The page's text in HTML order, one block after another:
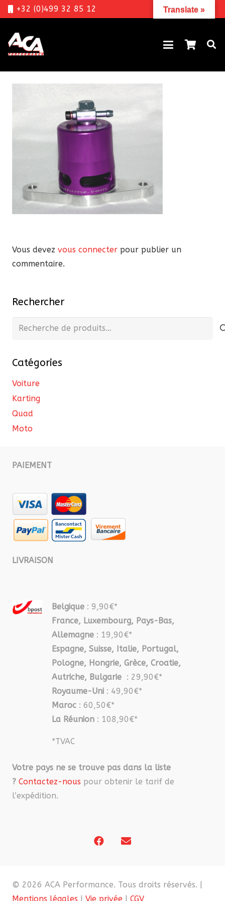
+32 (0)499 32 85 12
Vous devez vous connecter pour publier un
commentaire.
Rechercher
Recherche
Catégories
Voiture
Karting
Quad
Moto
PAIEMENT
LIVRAISON
Belgique : 9,90€*
France, Luxembourg, Pays-Bas,
Allemagne : 19,90€*
Espagne, Suisse, Italie, Portugal,
Pologne, Hongrie, Grèce, Croatie,
Autriche, Bulgarie : 29,90€*
Royaume-Uni : 49,90€*
Maroc : 60,50€*
La Réunion : 108,90€*
*TVAC
Votre pays ne se trouve pas dans la liste
? Contactez-nous pour obtenir le tarif de
l’expédition.
© 2026 ACA Performance. Tous droits réservés. |
Mentions légales | Vie privée | CGV
Translate »